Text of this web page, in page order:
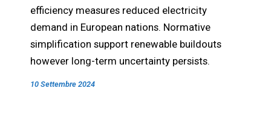
efficiency measures reduced electricity
demand in European nations. Normative
simplification support renewable buildouts
however long-term uncertainty persists.
10 Settembre 2024